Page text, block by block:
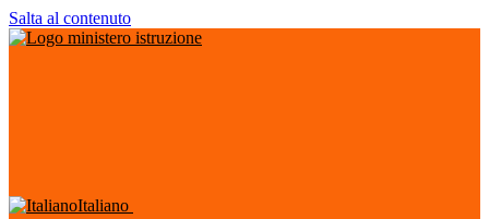
Salta al contenuto
Italiano